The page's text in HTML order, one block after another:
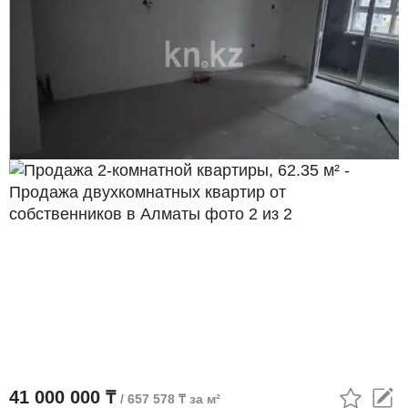
41 000 000 ₸ / 657 578 ₸ за м²